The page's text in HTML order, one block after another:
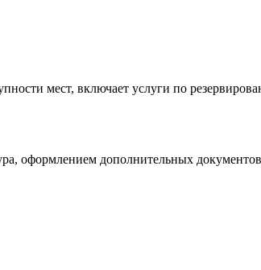
мест, включает услуги по
оформлением дополнительных